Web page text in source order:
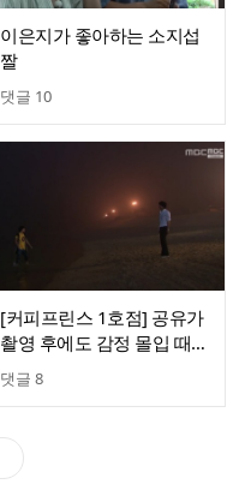
이은지가 좋아하는 소지섭
짤
댓글 10
[커피프린스 1호점] 공유가
촬영 후에도 감정 몰입 때문
에 가장 힘들었다고 한 장
면. jpg
댓글 8